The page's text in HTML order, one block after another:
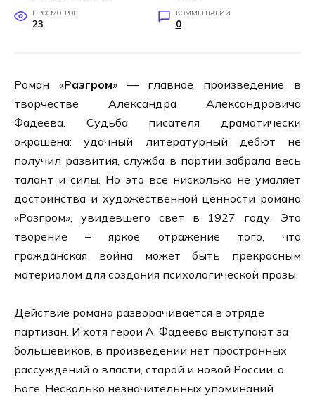
ПРОСМОТРОВ
23
КОММЕНТАРИИ
0
Роман «Разгром» — главное произведение в
творчестве Александра Александровича
Фадеева. Судьба писателя драматически
окрашена: удачный литературный дебют не
получил развития, служба в партии забрала весь
талант и силы. Но это все нисколько не умаляет
достоинства и художественной ценности романа
«Разгром», увидевшего свет в 1927 году. Это
творение – яркое отражение того, что
гражданская война может быть прекрасным
материалом для создания психологической прозы.
Действие романа разворачивается в отряде
партизан. И хотя герои А. Фадеева выступают за
большевиков, в произведении нет пространных
рассуждений о власти, старой и новой России, о
Боге. Несколько незначительных упоминаний